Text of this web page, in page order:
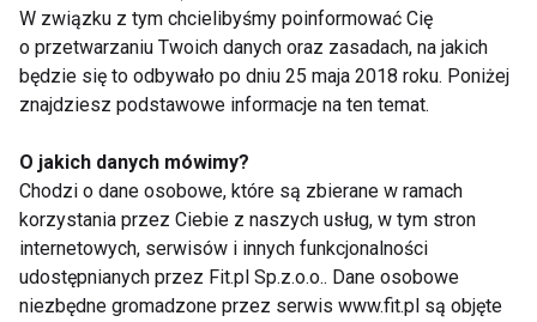
Dietetycy podkreślają, że niezwykle bogatym
źródłem błonnika jest łuska gryczana – produkt od
– Otręby owsiane dodatkowo zawierają beta-
glukany. Są to substancje odpowiedzialne za
odporność naszego organizmu. Beta-glukan jest
frakcją błonnika rozpuszczalną w wodzie i ma
W związku z tym chcielibyśmy poinformować Cię
o przetwarzaniu Twoich danych oraz zasadach, na jakich
będzie się to odbywało po dniu 25 maja 2018 roku. Poniżej
znajdziesz podstawowe informacje na ten temat.
O jakich danych mówimy?
Chodzi o dane osobowe, które są zbierane w ramach
korzystania przez Ciebie z naszych usług, w tym stron
internetowych, serwisów i innych funkcjonalności
udostępnianych przez Fit.pl Sp.z.o.o.. Dane osobowe
niezbędne gromadzone przez serwis www.fit.pl są objęte